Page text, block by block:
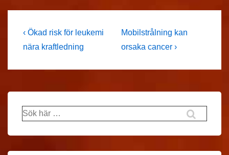
Inläggsnavigering
Föregående
inlägg
‹ Ökad risk för leukemi
nära kraftledning
Nästa
inlägg
Mobilstrålning kan
orsaka cancer ›
Sök
efter: